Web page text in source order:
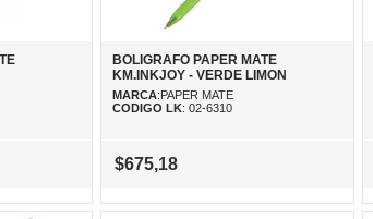
BOLIGRAFO PAPER MATE
KM.INKJOY - VERDE LIMON
MARCA:PAPER MATE
CODIGO LK: 02-6310
$675,18